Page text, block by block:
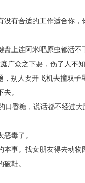
没有合适的工作适合你，
盘上连阿米吧原虫都活不
众之下耍，伤了人不
别人要开飞机去撞双子
。
口香糖，说话都不经过大
毒了。
本事。找女朋友得去动物
鞋。